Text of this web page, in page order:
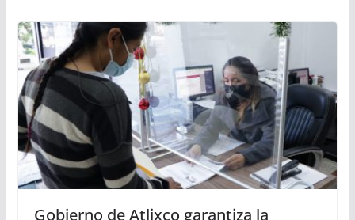
Gobierno de Atlixco garantiza la